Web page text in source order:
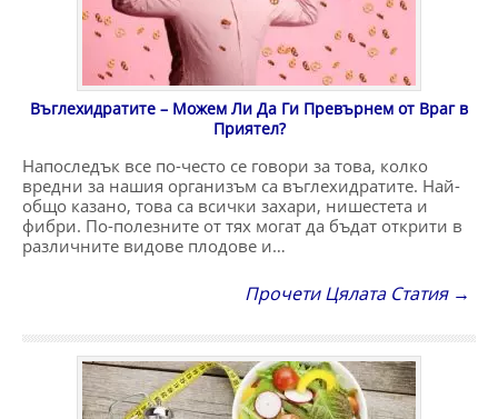
Въглехидратите – Можем Ли Да Ги Превърнем от Враг в
Приятел?
Напоследък все по-често се говори за това, колко
вредни за нашия организъм са въглехидратите. Най-
общо казано, това са всички захари, нишестета и
фибри. По-полезните от тях могат да бъдат открити в
различните видове плодове и…
Прочети Цялата Статия →